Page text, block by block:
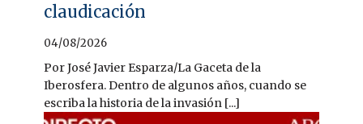
claudicación
04/08/2026
Por José Javier Esparza/La Gaceta de la
Iberosfera. Dentro de algunos años, cuando se
escriba la historia de la invasión [...]